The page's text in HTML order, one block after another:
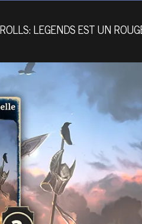
DE
LEGENDS EST UN